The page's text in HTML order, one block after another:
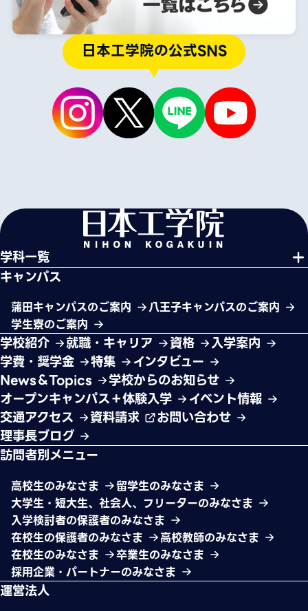
日本工学院の公式SNS
学科一覧
キャンパス
蒲田キャンパスのご案内
八王子キャンパスのご案内
学生寮のご案内
学校紹介 就職・キャリア 資格
入学案内
学費・奨学金
特集
インタビュー
News＆Topics
学校からのお知らせ
オープンキャンパス＋体験入学
イベント情報
交通アクセス
資料請求
お問い合わせ
理事長ブログ
訪問者別メニュー
高校生のみなさま
留学生のみなさま
大学生・短大生、社会人、フリーターのみなさま
入学検討者の保護者のみなさま
在校生の保護者のみなさま
高校教師のみなさま
在校生のみなさま
卒業生のみなさま
採用企業・パートナーのみなさま
運営法人